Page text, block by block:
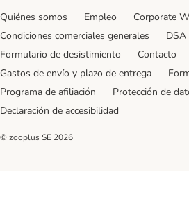
Quiénes somos Empleo Corporate
Condiciones comerciales generales
DSA
Formulario de desistimiento
Contacto
Gastos de envío y plazo de entrega
Programa de afiliación
Protección de
Declaración de accesibilidad
© zooplus SE 2026